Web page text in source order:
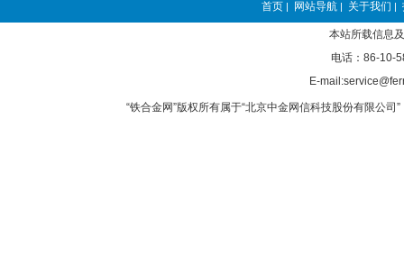
首页 | 网站导航 | 关于我们 |
本站所载信息
电话：86-10-
E-
“铁合金网”版权所有属于“北京中金网信科技股份有限公司